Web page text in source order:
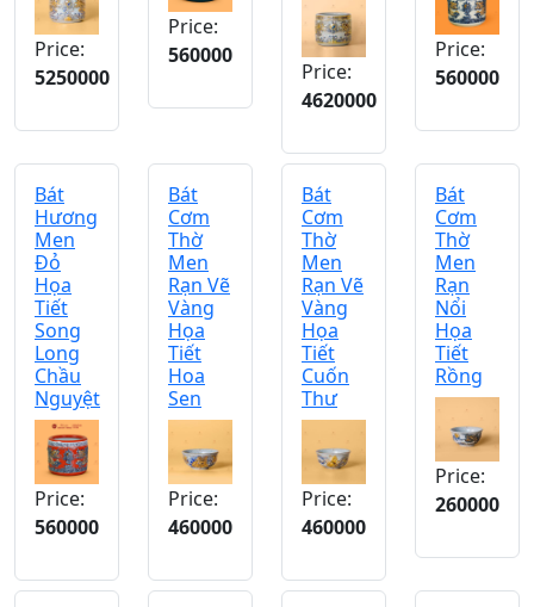
Price:
5250000
Price:
560000
Price:
4620000
Price:
560000
Bát
Hương
Men
Đỏ
Họa
Tiết
Song
Long
Chầu
Nguyệt
Price:
560000
Bát
Cơm
Thờ
Men
Rạn Vẽ
Vàng
Họa
Tiết
Hoa
Sen
Price:
460000
Bát
Cơm
Thờ
Men
Rạn Vẽ
Vàng
Họa
Tiết
Cuốn
Thư
Price:
460000
Bát
Cơm
Thờ
Men
Rạn
Nổi
Họa
Tiết
Rồng
Price:
260000